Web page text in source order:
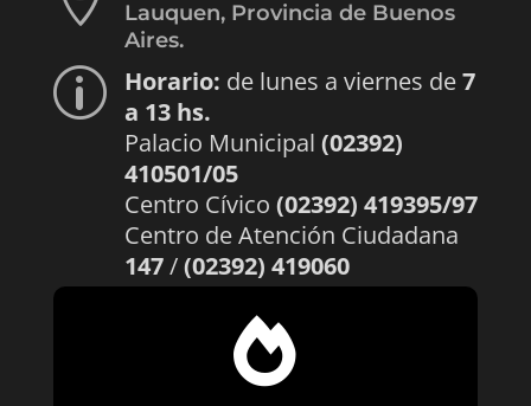
Lauquen, Provincia de Buenos
Aires.
p Horario: de lunes a viernes de7
a 13 hs.
Palacio Municipal (02392)
410501/05
Centro Cívico (02392) 419395/97
Centro de Atención Ciudadana
147/(02392) 419060
